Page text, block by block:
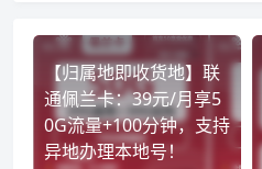
【归属地即收货地】联
通佩兰卡：39元/月享5
0G流量+100分钟，支持
异地办理本地号！